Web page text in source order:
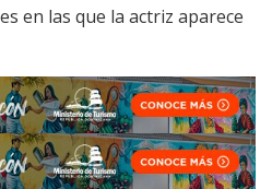
en las que la actriz aparece